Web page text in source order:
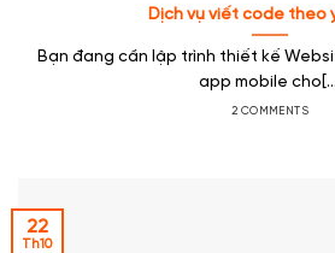
Dịch vụ viết code theo
Bạn đang cần lập trình thiết kế
app mobile
2 COMMENTS
22
Th10